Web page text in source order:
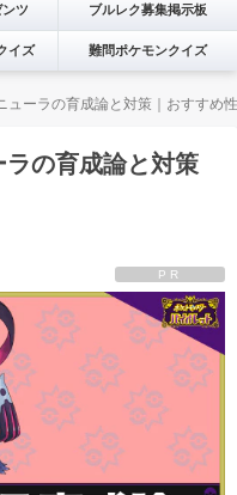
ツ ブルレク募集掲示板
イズ 難問ポケモンクイズ
ューラの育成論と対策｜おすすめ
ラの育成論と対策
PR